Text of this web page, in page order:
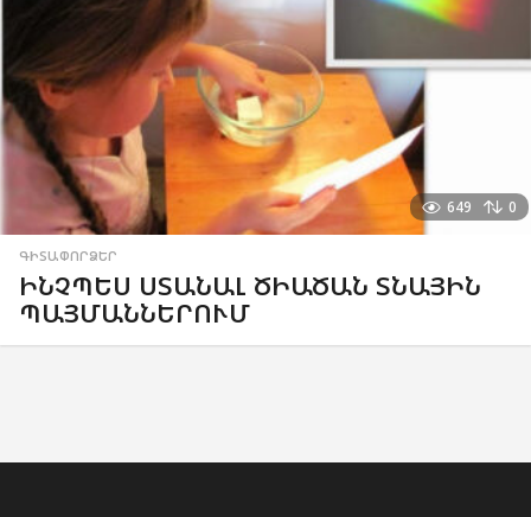
649 0
ԳԻՏԱՓՈՐՁԵՐ
ԻՆՉՊԵՍ ՍՏԱՆԱԼ ԾԻԱԾԱՆ ՏՆԱՅԻՆ
ՊԱՅՄԱՆՆԵՐՈՒՄ